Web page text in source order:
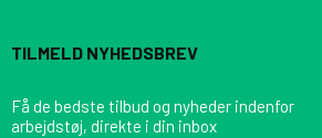
TILMELD NYHEDSBREV
Få de bedste tilbud og nyheder indenfor
arbejdstøj, direkte i din inbox